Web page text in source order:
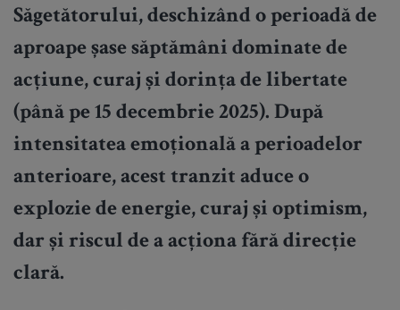
Săgetătorului, deschizând o perioadă de
aproape șase săptămâni dominate de
acțiune, curaj și dorința de libertate
(până pe 15 decembrie 2025). După
intensitatea emoțională a perioadelor
anterioare, acest tranzit aduce o
explozie de energie, curaj și optimism,
dar și riscul de a acționa fără direcție
clară.